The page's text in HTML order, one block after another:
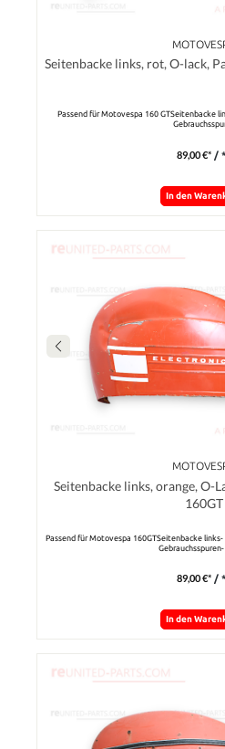
Seitenbacke links, rot, O-lack,
Passend für Motovespa 160 GTSeitenbacke
89,00 €* /
In den
Seitenbacke links, orange, O-
160GT
Passend für Motovespa 160GTSeitenbacke
89,00 €* /
In den